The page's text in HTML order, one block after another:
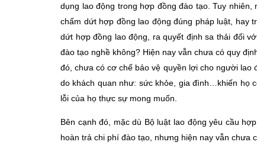
dụng lao động trong hợp đồng đào tạo. Tuy
chấm dứt hợp đồng lao động đúng pháp luật, hay
dứt hợp đồng lao động, ra quyết định sa thải đối
đào tạo nghề không? Hiện nay vẫn chưa có quy
đó, chưa có cơ chế bảo vệ quyền lợi cho người
do khách quan như: sức khỏe, gia đình…khiến họ
lỗi của họ thực sự mong muốn.
Bên cạnh đó, mặc dù Bộ luật lao động yêu cầu
hoàn trả chi phí đào tạo, nhưng hiện nay vẫn chưa